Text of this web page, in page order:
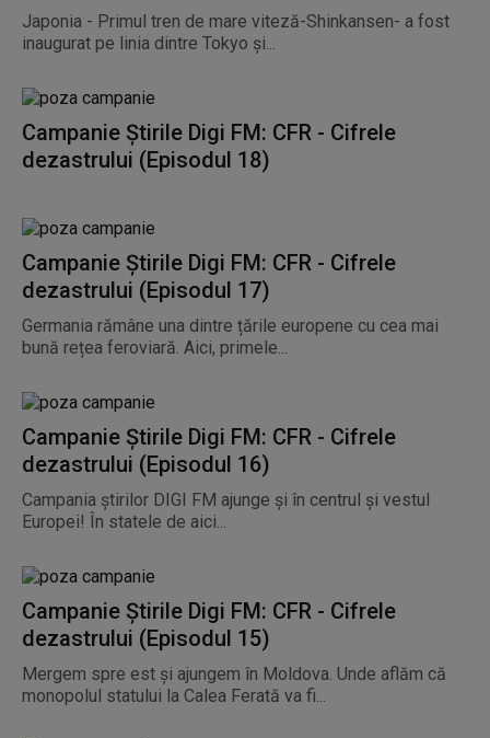
Japonia - Primul tren de mare viteză-Shinkansen- a fost
inaugurat pe linia dintre Tokyo și...
Campanie Știrile Digi FM: CFR - Cifrele
dezastrului (Episodul 18)
Campanie Știrile Digi FM: CFR - Cifrele
dezastrului (Episodul 17)
Germania rămâne una dintre țările europene cu cea mai
bună rețea feroviară. Aici, primele...
Campanie Știrile Digi FM: CFR - Cifrele
dezastrului (Episodul 16)
Campania știrilor DIGI FM ajunge și în centrul și vestul
Europei! În statele de aici...
Campanie Știrile Digi FM: CFR - Cifrele
dezastrului (Episodul 15)
Mergem spre est și ajungem în Moldova. Unde aflăm că
monopolul statului la Calea Ferată va fi...